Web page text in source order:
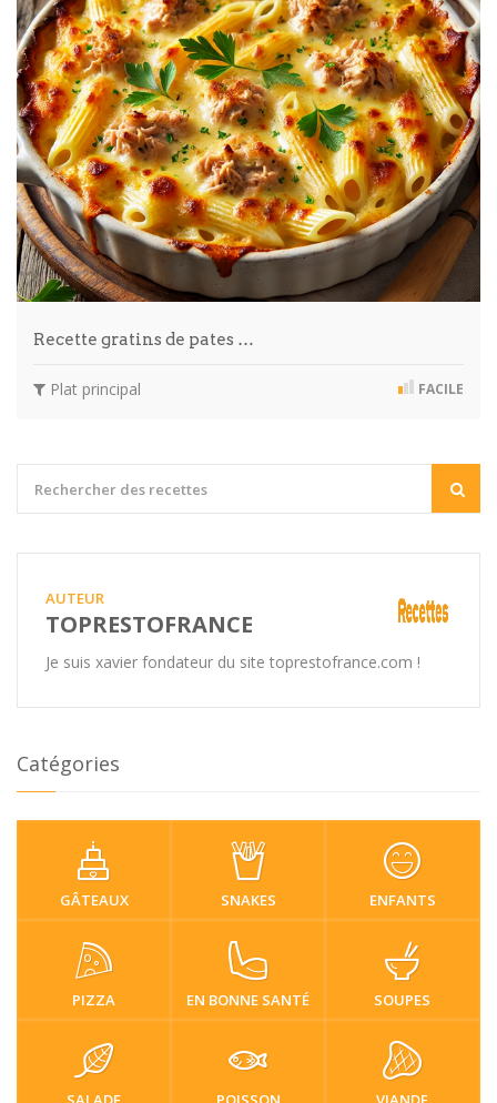
Recette gratins de pates …
Plat principal FACILE
AUTEUR
TOPRESTOFRANCE
Je suis xavier fondateur du site toprestofrance.com !
Catégories
GÂTEAUX SNAKES ENFANTS
PIZZA EN BONNE SANTÉ SOUPES